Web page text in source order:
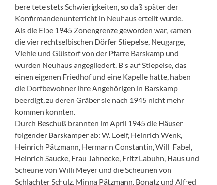
bereitete stets Schwierigkeiten, so daß später der
Konfirmandenunterricht in Neuhaus erteilt wurde.
Als die Elbe 1945 Zonengrenze geworden war, kamen
die vier rechtselbischen Dörfer Stiepelse, Neugarge,
Viehle und Gülstorf von der Pfarre Barskamp und
wurden Neuhaus angegliedert. Bis auf Stiepelse, das
einen eigenen Friedhof und eine Kapelle hatte, haben
die Dorfbewohner ihre Angehörigen in Barskamp
beerdigt, zu deren Gräber sie nach 1945 nicht mehr
kommen konnten.
Durch Beschuß brannten im April 1945 die Häuser
folgender Barskamper ab: W. Loelf, Heinrich Wenk,
Heinrich Pätzmann, Hermann Constantin, Willi Fabel,
Heinrich Saucke, Frau Jahnecke, Fritz Labuhn, Haus und
Scheune von Willi Meyer und die Scheunen von
Schlachter Schulz, Minna Pätzmann, Bonatz und Alfred